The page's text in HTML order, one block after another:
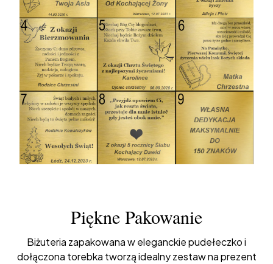
Piękne Pakowanie
Biżuteria zapakowana w eleganckie pudełeczko i
dołączona torebka tworzą idealny zestaw na prezent